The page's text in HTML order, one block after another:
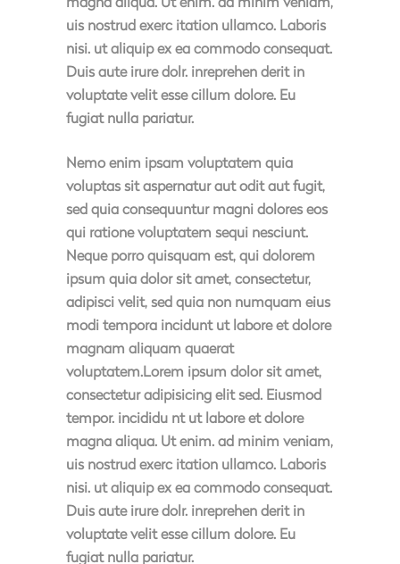
uis nostrud exerc itation ullamco. Laboris
nisi. ut aliquip ex ea commodo consequat.
Duis aute irure dolr. inreprehen derit in
voluptate velit esse cillum dolore. Eu
fugiat nulla pariatur.
Nemo enim ipsam voluptatem quia
voluptas sit aspernatur aut odit aut fugit,
sed quia consequuntur magni dolores eos
qui ratione voluptatem sequi nesciunt.
Neque porro quisquam est, qui dolorem
ipsum quia dolor sit amet, consectetur,
adipisci velit, sed quia non numquam eius
modi tempora incidunt ut labore et dolore
magnam aliquam quaerat
voluptatem.Lorem ipsum dolor sit amet,
consectetur adipisicing elit sed. Eiusmod
tempor. incididu nt ut labore et dolore
magna aliqua. Ut enim. ad minim veniam,
uis nostrud exerc itation ullamco. Laboris
nisi. ut aliquip ex ea commodo consequat.
Duis aute irure dolr. inreprehen derit in
voluptate velit esse cillum dolore. Eu
fugiat nulla pariatur.